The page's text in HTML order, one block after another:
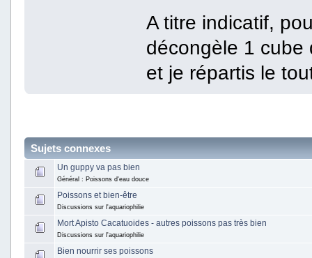
A titre indicatif,
décongèle 1 cube
et je répartis le
Sujets connexes
Un guppy va pas bien
Général : Poissons d'eau douce
Poissons et bien-être
Discussions sur l'aquariophilie
Mort Apisto Cacatuoides - autres poissons pas très bien
Discussions sur l'aquariophilie
Bien nourrir ses poissons